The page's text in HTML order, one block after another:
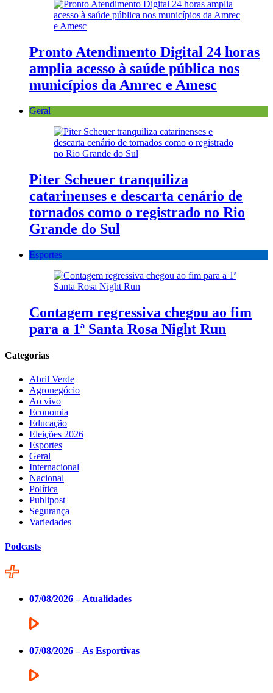
Pronto Atendimento Digital 24 horas
amplia acesso à saúde pública nos
municípios da Amrec e Amesc
Geral
Piter Scheuer tranquiliza
catarinenses e descarta cenário de
tornados como o registrado no Rio
Grande do Sul
Esportes
Contagem regressiva chegou ao fim
para a 1ª Santa Rosa Night Run
Categorias
Abril Verde
Agronegócio
Ao vivo
Economia
Educação
Eleições 2026
Esportes
Geral
Internacional
Nacional
Política
Publipost
Segurança
Variedades
Podcasts
07/08/2026 – Atualidades
07/08/2026 – As Esportivas